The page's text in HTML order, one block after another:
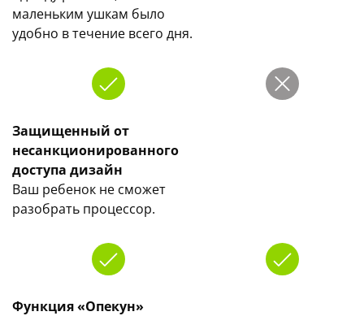
маленьким ушкам было
удобно в течение всего дня.
Защищенный от
несанкционированного
доступа дизайн
Ваш ребенок не сможет
разобрать процессор.
Функция «Опекун»